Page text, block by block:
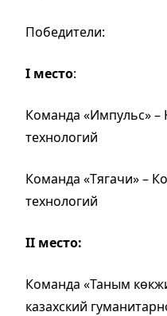
Победители:
I место:
Команда «Импульс»
технологий
Команда «Тягачи» –
технологий
II место:
Команда «Таным
казахский